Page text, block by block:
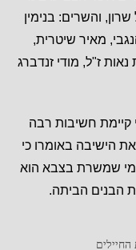
והשרים: בנימין
מאיר שיטרית,
נאות ז"ל, מודי זנדברג
חשיבות רבה
הישיבה באומרו כי
מי שמשרת בצבא הוא
הבנים הביתה.